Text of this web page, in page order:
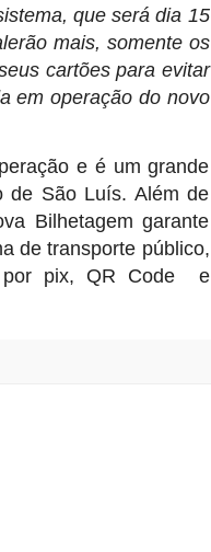
que será dia 15
mais, somente os
cartões para evitar
em operação do novo
e é um grande
de São Luís. Além de
Bilhetagem garante
de transporte público,
por pix, QR Code e